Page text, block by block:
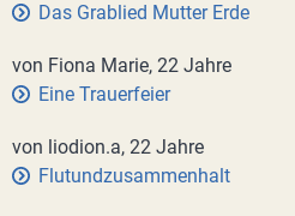
Das Grablied Mutter Erde
von Fiona Marie, 22 Jahre
Eine Trauerfeier
von liodion.a, 22 Jahre
Flutundzusammenhalt